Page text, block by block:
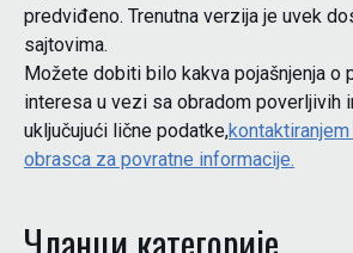
predviđeno. Trenutna verzija je uvek
sajtovima.
Možete dobiti bilo kakva pojašnjenja o
interesa u vezi sa obradom poverljivih
uključujući lične podatke,
obrasca za povratne informacije.
Чланци категориjе